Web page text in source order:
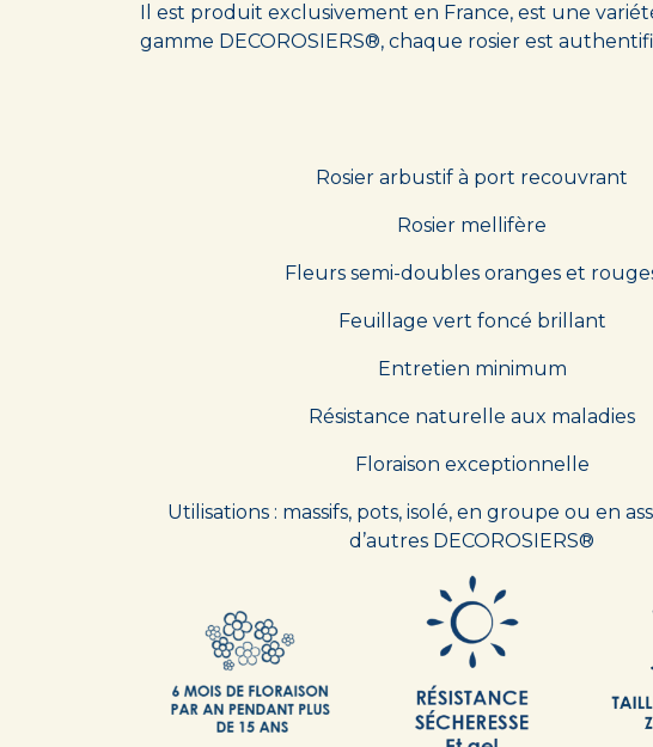
Il est produit exclusivement en France, est une
gamme DECOROSIERS®, chaque rosier est
Rosier arbustif à port recouvrant
Rosier mellifère
Fleurs semi-doubles oranges et
Feuillage vert foncé brillant
Entretien minimum
Résistance naturelle aux maladies
Floraison exceptionnelle
Utilisations : massifs, pots, isolé, en groupe ou en
d’autres DECOROSIERS®